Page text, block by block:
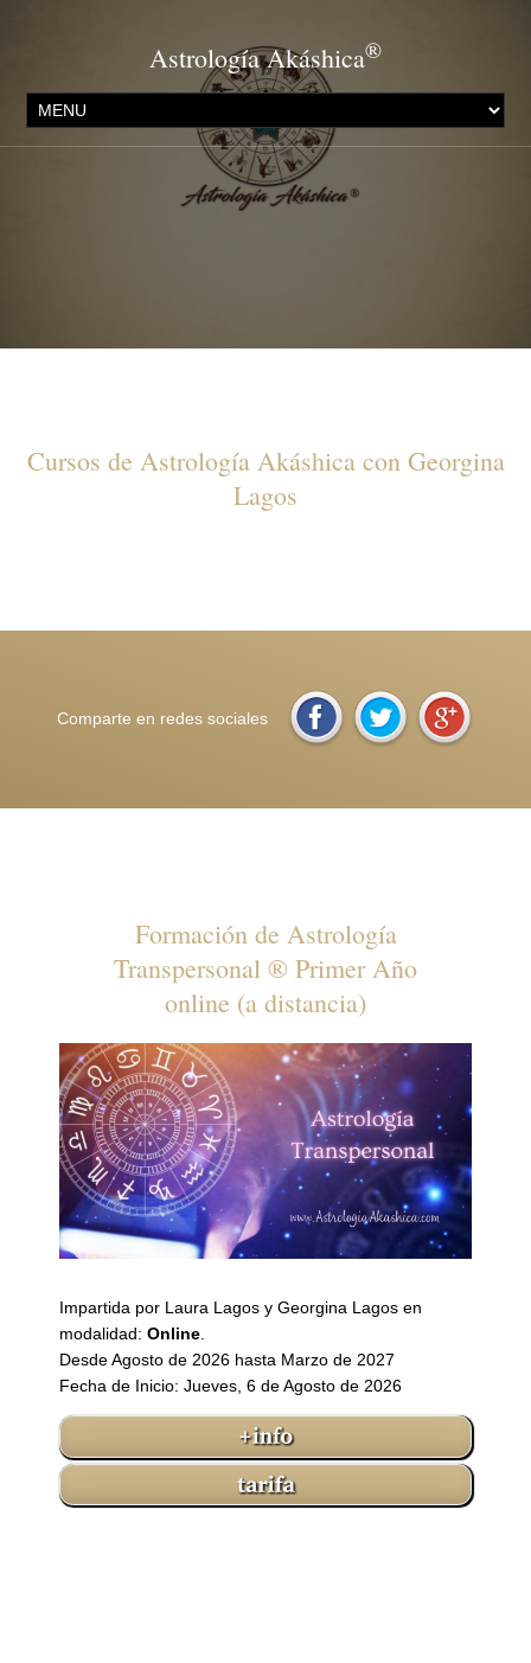
Astrología Akáshica®
Cursos de Astrología Akáshica con Georgina
Lagos
Comparte en redes sociales
Formación de Astrología
Transpersonal ® Primer Año
online (a distancia)
Impartida por Laura Lagos y Georgina Lagos en
modalidad: Online.
Desde Agosto de 2026 hasta Marzo de 2027
Fecha de Inicio: Jueves, 6 de Agosto de 2026
Tarifa
Formación de Astrología Transpersonal ® Primer
online (a distancia)